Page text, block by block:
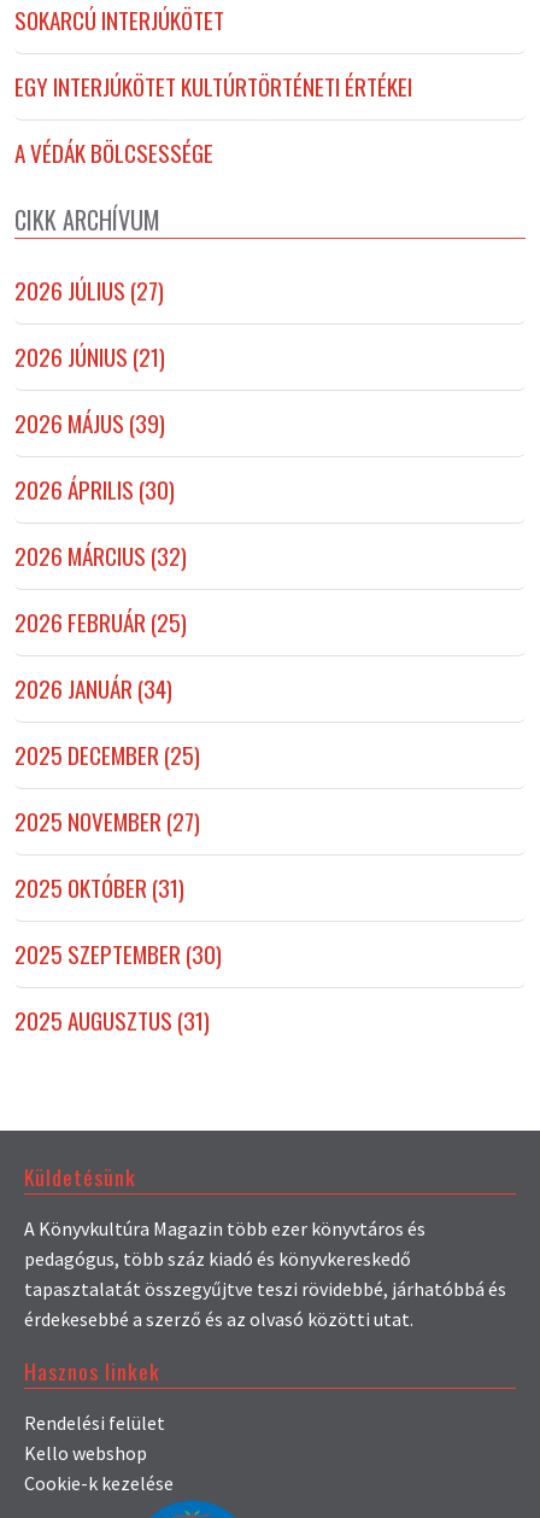
SOKARCÚ INTERJÚKÖTET
EGY INTERJÚKÖTET KULTÚRTÖRTÉNETI ÉRTÉKEI
A VÉDÁK BÖLCSESSÉGE
CIKK ARCHÍVUM
2026 JÚLIUS (27)
2026 JÚNIUS (21)
2026 MÁJUS (39)
2026 ÁPRILIS (30)
2026 MÁRCIUS (32)
2026 FEBRUÁR (25)
2026 JANUÁR (34)
2025 DECEMBER (25)
2025 NOVEMBER (27)
2025 OKTÓBER (31)
2025 SZEPTEMBER (30)
2025 AUGUSZTUS (31)
Küldetésünk
A Könyvkultúra Magazin több ezer könyvtáros és
pedagógus, több száz kiadó és könyvkereskedő
tapasztalatát összegyűjtve teszi rövidebbé, járhatóbbá és
érdekesebbé a szerző és az olvasó közötti utat.
Hasznos linkek
Rendelési felület
Kello webshop
Cookie-k kezelése